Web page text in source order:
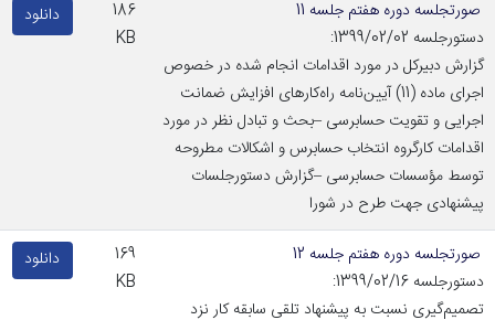
صورتجلسه دوره هفتم جلسه 11
دستورجلسه 1399/02/02:
گزارش دبیرکل در مورد اقدامات انجام شده در خصوص
اجرای ماده (11) آیین‌نامه راه‌کارهای افزایش ضمانت
اجرایی و تقویت حسابرسی –بحث و تبادل نظر در مورد
اقدامات کارگروه انتخاب حسابرس و اشکالات مطروحه
توسط مؤسسات حسابرسی –گزارش دستورجلسات
پیشنهادی جهت طرح در شورا
186
KB
دانلود
صورتجلسه دوره هفتم جلسه 12
دستورجلسه 1399/02/16:
تصمیم‌گیری نسبت به پیشنهاد تلقی سابقه کار نزد
169
KB
دانلود